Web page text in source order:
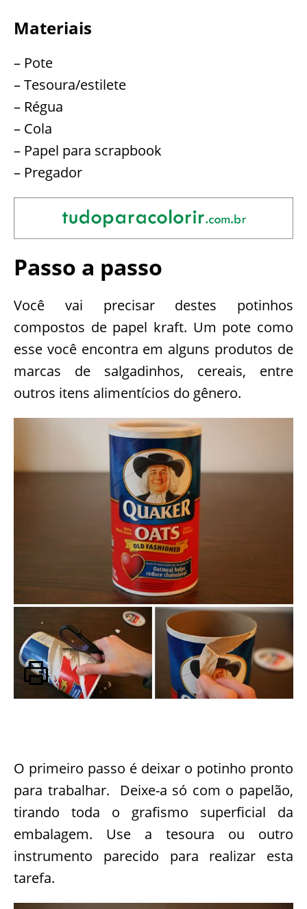
Materiais
– Pote
– Tesoura/estilete
– Régua
– Cola
– Papel para scrapbook
– Pregador
Passo a passo
Você vai precisar destes potinhos
compostos de papel kraft. Um pote como
esse você encontra em alguns produtos de
marcas de salgadinhos, cereais, entre
outros itens alimentícios do gênero.
O primeiro passo é deixar o potinho pronto
para trabalhar. Deixe-a só com o papelão,
tirando toda o grafismo superficial da
embalagem. Use a tesoura ou outro
instrumento parecido para realizar esta
tarefa.